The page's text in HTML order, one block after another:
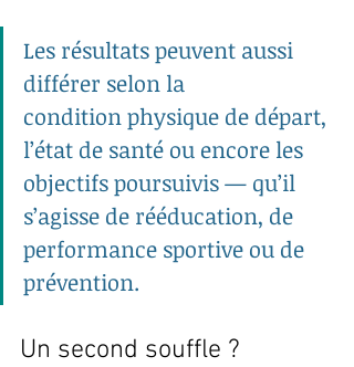
Les résultats peuvent aussi
différer selon la
condition physique de départ,
l’état de santé ou encore les
objectifs poursuivis — qu’il
s’agisse de rééducation, de
performance sportive ou de
prévention.
Un second souffle ?